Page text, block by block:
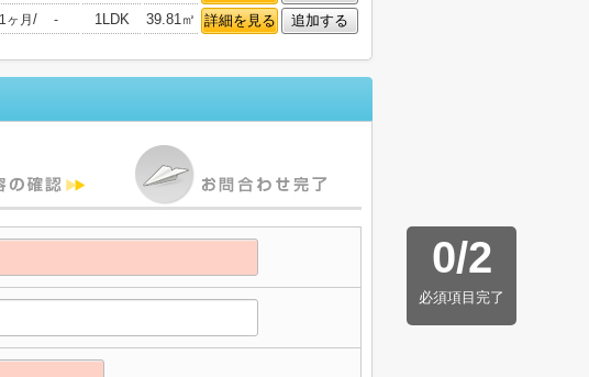
1ヶ月 / - 1LDK 39.81㎡ 詳細を見る 追加する
0/2
必須項目完了